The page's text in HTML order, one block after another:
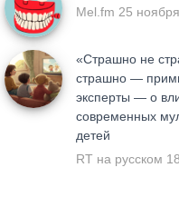
Mel.fm 25 ноября
«Cтрашно не
страшно —
эксперты — о
современных
детей
RT на русском